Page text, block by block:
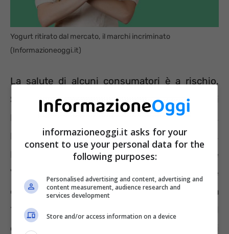
Yogurt ritirato dal mercato, il marchi incriminato
(Informazioneoggi.it)
La salute di alcuni consumatori è a rischio.
Sono coinvolti nel richiamo i supermercati
Penny Market delle Regioni Emilia Romagna,
Liguria, Lombardia, Friuli Venezia Giulia,
Piemonte, Toscana, Trentino Alto Adige e
Veneto. Il problema è la presenza accidentale
di lattosio quando la confezione riporta
“Senza lattosio”. L’errore riguarda il
confezionamento con applicazione di
informazioneoggi.it asks for your
consent to use your personal data for the
following purposes:
Personalised advertising and content, advertising and
content measurement, audience research and
services development
Store and/or access information on a device